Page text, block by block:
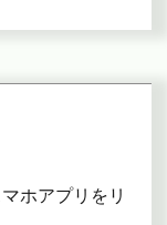
ホアプリをリ